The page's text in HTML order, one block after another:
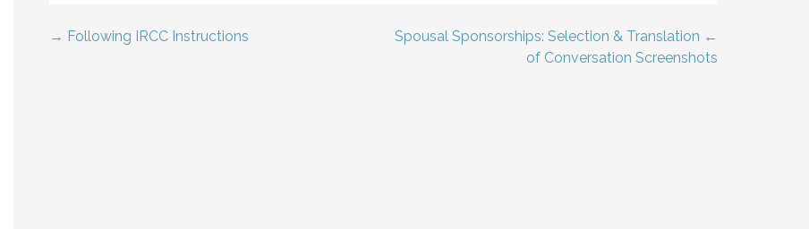
راهبری
← Spousal Sponsorships: Selection & Translation
of Conversation Screenshots
Following IRCC Instructions →